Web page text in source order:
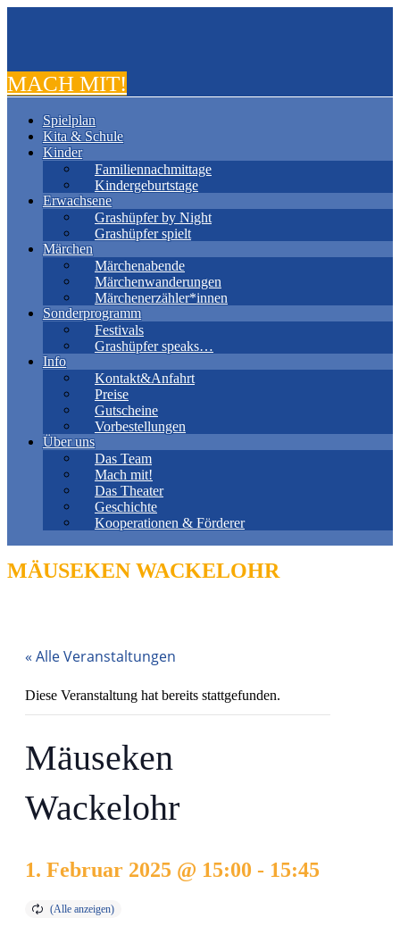
MACH MIT!
Spielplan
Kita & Schule
Kinder
Familiennachmittage
Kindergeburtstage
Erwachsene
Grashüpfer by Night
Grashüpfer spielt
Märchen
Märchenabende
Märchenwanderungen
Märchenerzähler*innen
Sonderprogramm
Festivals
Grashüpfer speaks…
Info
Kontakt&Anfahrt
Preise
Gutscheine
Vorbestellungen
Über uns
Das Team
Mach mit!
Das Theater
Geschichte
Kooperationen & Förderer
MÄUSEKEN WACKELOHR
« Alle Veranstaltungen
Diese Veranstaltung hat bereits stattgefunden.
Mäuseken
Wackelohr
1. Februar 2025 @ 15:00 - 15:45